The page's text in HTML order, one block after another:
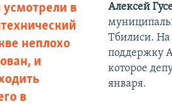
Auto
усмотрели в
неплохо
и
в
Алексей
Тбилиси. На
поддержку
которое
января.